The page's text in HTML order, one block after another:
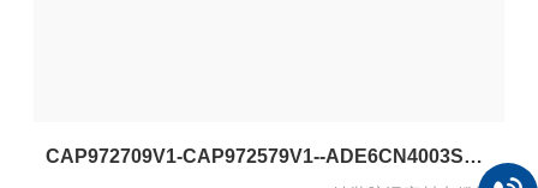
CAP972709V1-CAP972579V1--ADE6CN4003SSSCN-ADE6CN3001SSSCN-格兰